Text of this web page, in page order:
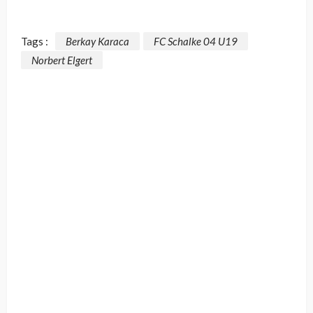
Tags : Berkay Karaca
FC Schalke 04 U19
Norbert Elgert